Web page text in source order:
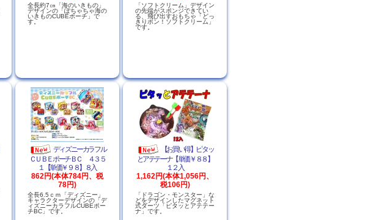
全長約7㎝「海のいきもの」
デザインの「ぽちゃちゃ海の
いきものCUBEポーチ」で
す。
「ソフトクリーム」デザイン
の先端がスポンジできてい
る、飛び出すおもちゃ「どっ
きりポン！ソフトクリーム」
です。
ディズニーカラフル
ＣＵＢＥポーチＢＣ ４３５
１【単価￥９８】８入
862円(本体784円、税
78円)
全長6.5ｃｍ「ディズニー」
キャラクターデザインの「デ
ィズニーカラフルCUBEポー
チBC」です。
【お買い得】ピタッ
とアテテーナ【単価￥８８】
１２入
1,162円(本体1,056円、
税106円)
「ドラゴン・モンスター」な
どをデザインしたマグネット
式ダーツ「ピタッとアテテー
ナ」です。